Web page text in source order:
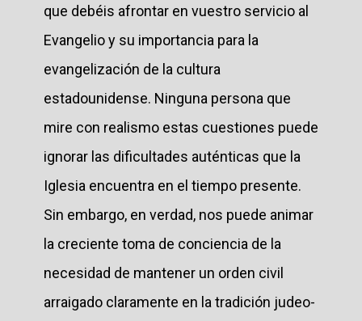
que debéis afrontar en vuestro servicio al
Evangelio y su importancia para la
evangelización de la cultura
estadounidense. Ninguna persona que
mire con realismo estas cuestiones puede
ignorar las dificultades auténticas que la
Iglesia encuentra en el tiempo presente.
Sin embargo, en verdad, nos puede animar
la creciente toma de conciencia de la
necesidad de mantener un orden civil
arraigado claramente en la tradición judeo-